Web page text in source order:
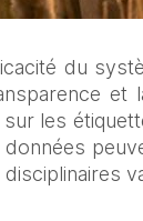
du
et
les